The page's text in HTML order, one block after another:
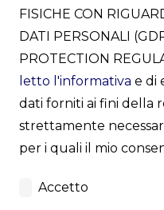
FISICHE CON
DATI PERSONALI
PROTECTION
letto l'informativa e di
dati forniti ai fini della
strettamente
per i quali il mio
Accetto